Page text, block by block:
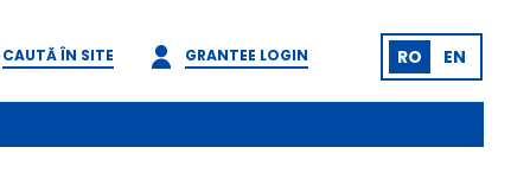
CAUTĂ ÎN SITE GRANTEE LOGIN RO EN